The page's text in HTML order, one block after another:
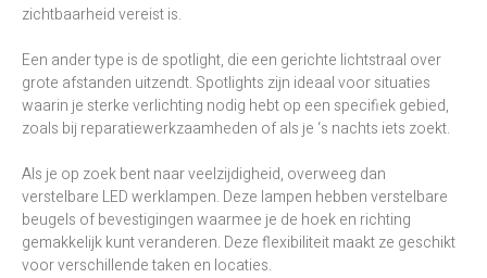
zichtbaarheid vereist is.
Een ander type is de spotlight, die een gerichte lichtstraal over
grote afstanden uitzendt. Spotlights zijn ideaal voor situaties
waarin je sterke verlichting nodig hebt op een specifiek gebied,
zoals bij reparatiewerkzaamheden of als je ‘s nachts iets zoekt.
Als je op zoek bent naar veelzijdigheid, overweeg dan
verstelbare LED werklampen. Deze lampen hebben verstelbare
beugels of bevestigingen waarmee je de hoek en richting
gemakkelijk kunt veranderen. Deze flexibiliteit maakt ze geschikt
voor verschillende taken en locaties.